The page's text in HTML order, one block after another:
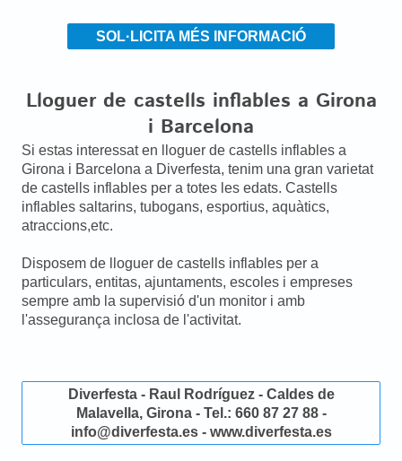
SOL·LICITA MÉS INFORMACIÓ
Lloguer de castells inflables a Girona
i Barcelona
Si estas interessat en lloguer de castells inflables a
Girona i Barcelona a Diverfesta, tenim una gran varietat
de castells inflables per a totes les edats. Castells
inflables saltarins, tubogans, esportius, aquàtics,
atraccions,etc.
Disposem de lloguer de castells inflables per a
particulars, entitas, ajuntaments, escoles i empreses
sempre amb la supervisió d'un monitor i amb
l'assegurança inclosa de l'activitat.
Diverfesta - Raul Rodríguez - Caldes de
Malavella, Girona - Tel.: 660 87 27 88 -
info@diverfesta.es - www.diverfesta.es